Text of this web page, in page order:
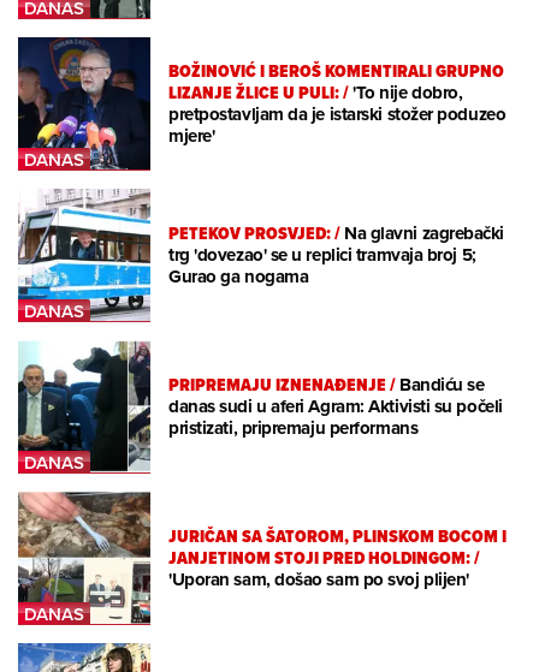
BOŽINOVIĆ I BEROŠ KOMENTIRALI GRUPNO
LIZANJE ŽLICE U PULI:/'To nije dobro,
pretpostavljam da je istarski stožer poduzeo
mjere'
PETEKOV PROSVJED:/Na glavni zagrebački
trg 'dovezao' se u replici tramvaja broj 5;
Gurao ga nogama
PRIPREMAJU IZNENAĐENJE/Bandiću se
danas sudi u aferi Agram: Aktivisti su počeli
pristizati, pripremaju performans
JURIČAN SA ŠATOROM, PLINSKOM BOCOM I
JANJETINOM STOJI PRED HOLDINGOM:/
'Uporan sam, došao sam po svoj plijen'